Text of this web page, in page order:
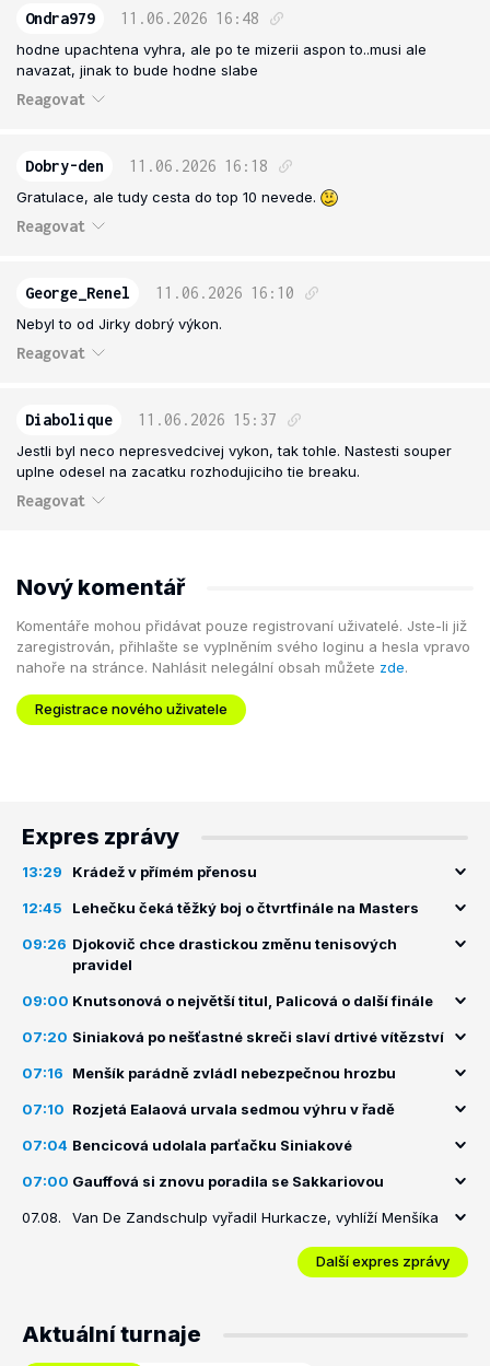
Ondra979 11.06.2026 16:48
hodne upachtena vyhra, ale po te mizerii aspon to..musi ale
navazat, jinak to bude hodne slabe
Reagovat
Dobry-den 11.06.2026 16:18
Gratulace, ale tudy cesta do top 10 nevede.
Reagovat
George_Renel 11.06.2026 16:10
Nebyl to od Jirky dobrý výkon.
Reagovat
Diabolique 11.06.2026 15:37
Jestli byl neco nepresvedcivej vykon, tak tohle. Nastesti souper
uplne odesel na zacatku rozhodujiciho tie breaku.
Reagovat
Nový komentář
Komentáře mohou přidávat pouze registrovaní uživatelé. Jste-li již
zaregistrován, přihlašte se vyplněním svého loginu a hesla vpravo
nahoře na stránce. Nahlásit nelegální obsah můžete zde.
Registrace nového uživatele
Expres zprávy
13:29 Krádež v přímém přenosu
12:45 Lehečku čeká těžký boj o čtvrtfinále na Masters
09:26 Djokovič chce drastickou změnu tenisových
pravidel
09:00 Knutsonová o největší titul, Palicová o další finále
07:20 Siniaková po nešťastné skreči slaví drtivé vítězství
07:16 Menšík parádně zvládl nebezpečnou hrozbu
07:10 Rozjetá Ealaová urvala sedmou výhru v řadě
07:04 Bencicová udolala parťačku Siniakové
07:00 Gauffová si znovu poradila se Sakkariovou
07.08. Van De Zandschulp vyřadil Hurkacze, vyhlíží Menšíka
Další expres zprávy
Aktuální turnaje